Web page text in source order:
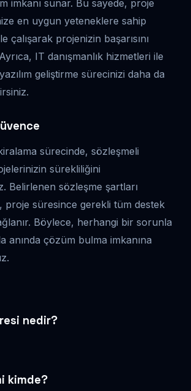
imkanı sunar. Bu sayede, proje
en uygun yeteneklere sahip
çalışarak projenizin başarısını
IT danışmanlık hizmetleri ile
geliştirme sürecinizi daha da
kiralama sürecinde, sözleşmeli
sürekliliğini
Belirlenen sözleşme şartları
proje süresince gerekli tüm destek
Böylece, herhangi bir sorunla
anında çözüm bulma imkanına
nedir?
kimde?